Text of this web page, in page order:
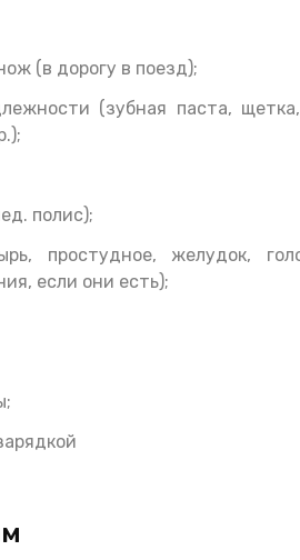
(в дорогу в поезд);
(зубная паста,
полис);
простудное, желудок,
если они есть);